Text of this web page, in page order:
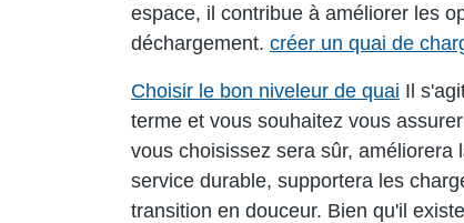
espace, il contribue à améliorer les
déchargement. créer un quai de
Choisir le bon niveleur de quai Il
terme et vous souhaitez vous
vous choisissez sera sûr, améliorera
service durable, supportera les
transition en douceur. Bien qu'il existe